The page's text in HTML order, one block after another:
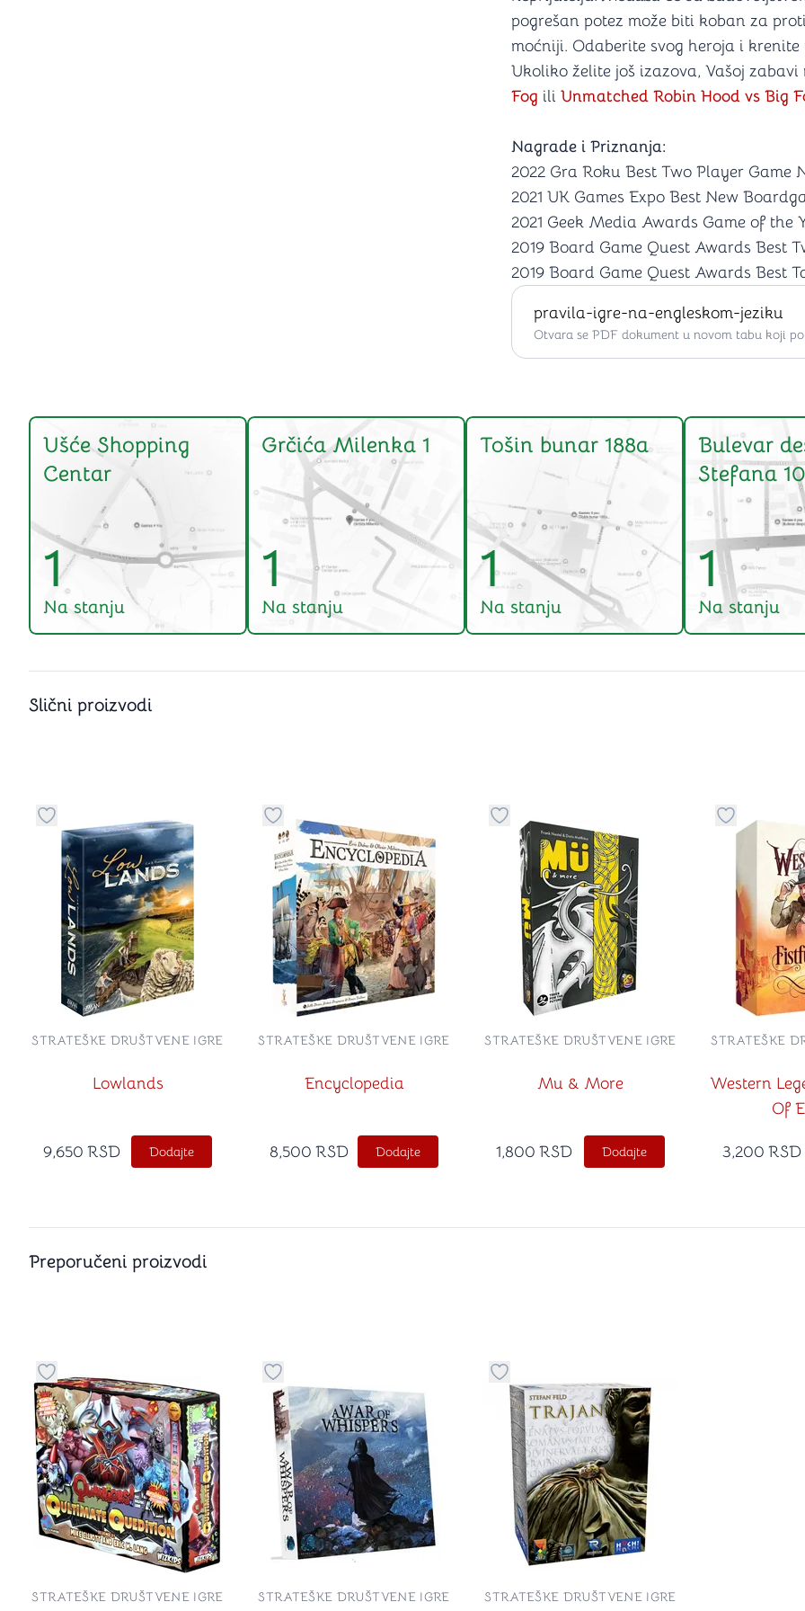
pogrešan potez može biti koban za
moćniji. Odaberite svog heroja i
Ukoliko želite još izazova, Vašoj zabavi
Fog ili Unmatched Robin Hood vs Big
Nagrade i Priznanja:
2022 Gra Roku Best Two Player Game
2021 UK Games Expo Best New
2021 Geek Media Awards Game of the
2019 Board Game Quest Awards Best
2019 Board Game Quest Awards Best
pravila-igre-na-engleskom-jeziku
Otvara se PDF dokument u novom tabu koji
Ušće Shopping
Centar
1
Na stanju
Grčića Milenka 1
1
Na stanju
Tošin bunar 188a
1
Na stanju
Bulevar
Stefana
1
Na stanju
Slični proizvodi
Dugme za dodavanje stvari u kategoriju omiljeno
Lowlands
STRATEŠKE DRUŠTVENE IGRE
9,650 RSD Dodajte
Dugme za dodavanje stvari u kategoriju omiljeno
Encyclopedia
STRATEŠKE DRUŠTVENE IGRE
8,500 RSD Dodajte
Dugme za dodavanje stvari u kategoriju omiljeno
Mu & More
STRATEŠKE DRUŠTVENE IGRE
1,800 RSD Dodajte
Dugme za
Western
Of
STRATEŠKE
3,200 RSD
Preporučeni proizvodi
Dugme za dodavanje stvari u kategoriju omiljeno
STRATEŠKE DRUŠTVENE IGRE
Dugme za dodavanje stvari u kategoriju omiljeno
STRATEŠKE DRUŠTVENE IGRE
Dugme za dodavanje stvari u kategoriju omiljeno
STRATEŠKE DRUŠTVENE IGRE